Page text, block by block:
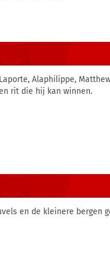
Alaphilippe,
rit die hij kan winnen.
en de kleinere bergen